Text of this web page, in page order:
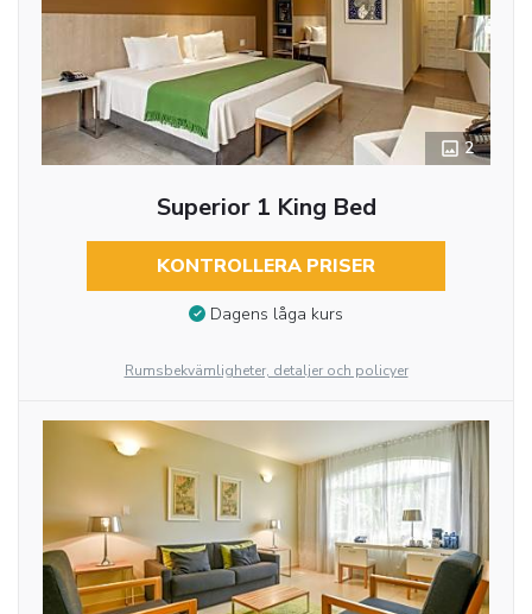
2
Superior 1 King Bed
KONTROLLERA PRISER
Dagens låga kurs
Rumsbekvämligheter, detaljer och policyer